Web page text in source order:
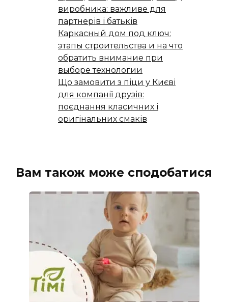
виробника: важливе для
партнерів і батьків
Каркасный дом под ключ:
этапы строительства и на что
обратить внимание при
выборе технологии
Що замовити з піци у Києві
для компанії друзів:
поєднання класичних і
оригінальних смаків
Вам також може сподобатися